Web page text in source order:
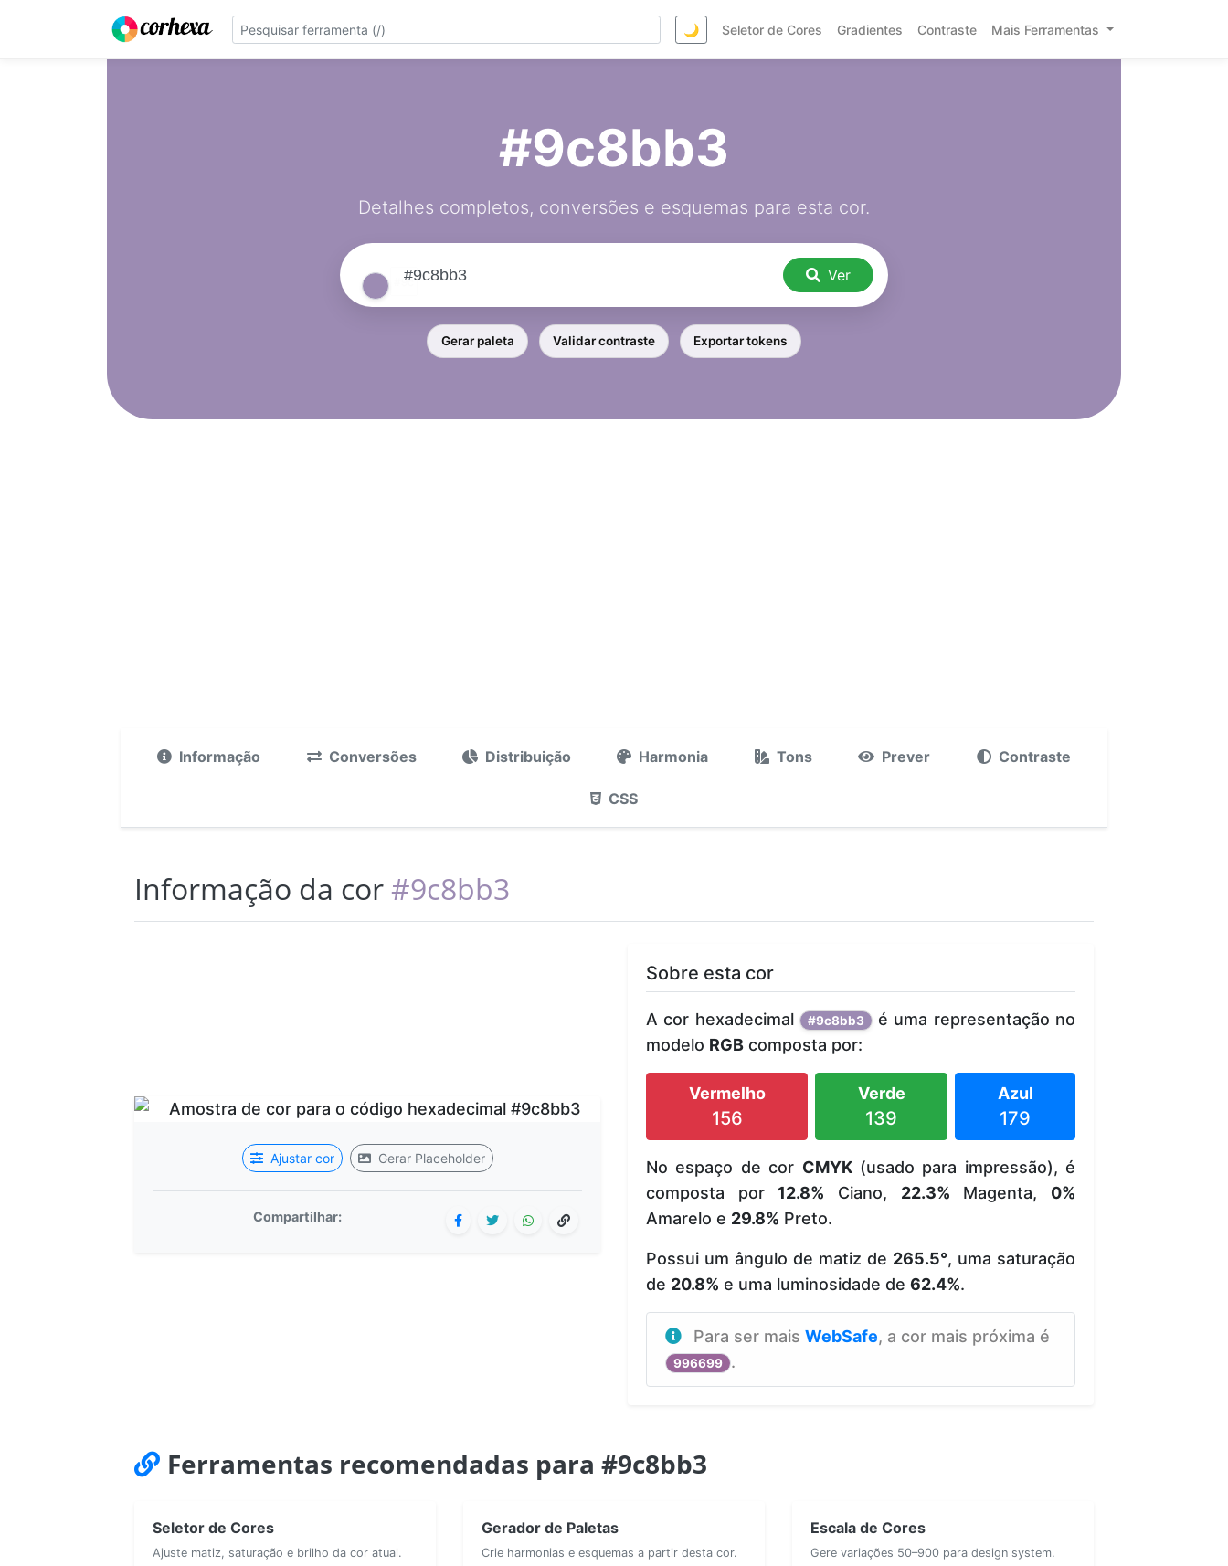
🌙 Seletor de Cores Gradientes Contraste Mais Ferramentas
#9c8bb3
Detalhes completos, conversões e esquemas para esta cor.
Ver
Gerar paleta Validar contraste Exportar tokens
Informação Conversões Distribuição Harmonia Tons Prever Contraste
CSS
Informação da cor#9c8bb3
Ajustar cor Gerar Placeholder
Compartilhar:
Sobre esta cor
A cor hexadecimal #9c8bb3
é uma representação no
modelo RGB composta por:
Vermelho
156
Verde
139
Azul
179
No espaço de cor CMYK(usado para impressão), é
composta por 12.8% Ciano, 22.3% Magenta, 0%
Amarelo e 29.8% Preto.
Possui um ângulo de matiz de 265.5°, uma saturação
de 20.8% e uma luminosidade de 62.4%.
Para ser mais WebSafe, a cor mais próxima é
996699 .
Ferramentas recomendadas para #9c8bb3
Seletor de Cores
Ajuste matiz, saturação e brilho da cor atual.
Gerador de Paletas
Crie harmonias e esquemas a partir desta cor.
Escala de Cores
Gere variações 50–900 para design system.